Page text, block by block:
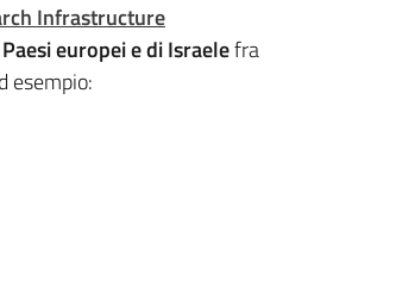
Infrastructure
europei e di Israelefra
esempio: